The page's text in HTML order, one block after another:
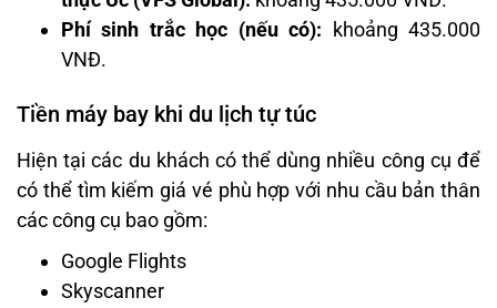
Phí sinh trắc học (nếu có): khoảng 435.000
VNĐ.​
Tiền máy bay khi du lịch tự túc
Hiện tại các du khách có thể dùng nhiều công cụ để
có thể tìm kiếm giá vé phù hợp với nhu cầu bản thân
các công cụ bao gồm:
Google Flights
Skyscanner